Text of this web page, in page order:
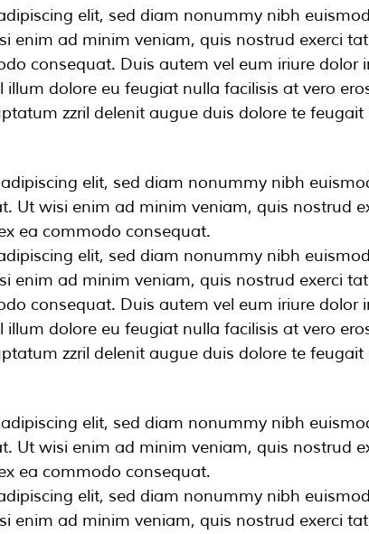
elit, sed diam nonummy nibh
enim ad minim veniam, quis nostrud exerci
consequat. Duis autem vel eum iriure dolor
dolore eu feugiat nulla facilisis at vero
zzril delenit augue duis dolore te feugait
elit, sed diam nonummy nibh
Ut wisi enim ad minim veniam, quis nostrud
ea commodo consequat.
elit, sed diam nonummy nibh
enim ad minim veniam, quis nostrud exerci
consequat. Duis autem vel eum iriure dolor
dolore eu feugiat nulla facilisis at vero
zzril delenit augue duis dolore te feugait
elit, sed diam nonummy nibh
Ut wisi enim ad minim veniam, quis nostrud
ea commodo consequat.
elit, sed diam nonummy nibh
enim ad minim veniam, quis nostrud exerci